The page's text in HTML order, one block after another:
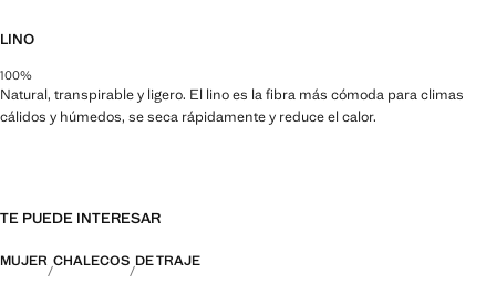
LINO
100%
Natural, transpirable y ligero. El lino es la fibra más cómoda para climas
cálidos y húmedos, se seca rápidamente y reduce el calor.
TE PUEDE INTERESAR
MUJER CHALECOS DE TRAJE